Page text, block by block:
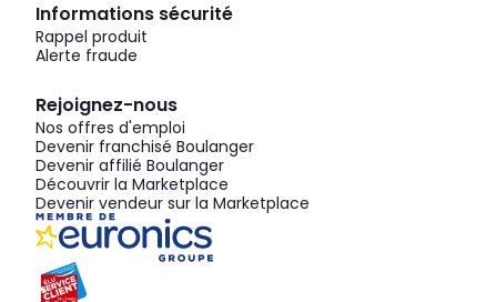
Informations sécurité
Rappel produit
Alerte fraude
Rejoignez-nous
Nos offres d'emploi
Devenir franchisé Boulanger
Devenir affilié Boulanger
Découvrir la Marketplace
Devenir vendeur sur la Marketplace